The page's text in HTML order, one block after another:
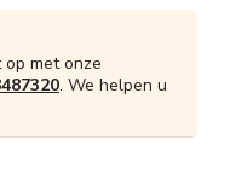
met onze
. We helpen u